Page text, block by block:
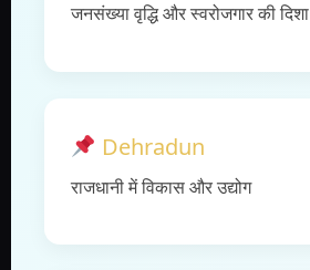
जनसंख्या वृद्धि और स्वरोजगार की दिशा
Dehradun
राजधानी में विकास और उद्योग